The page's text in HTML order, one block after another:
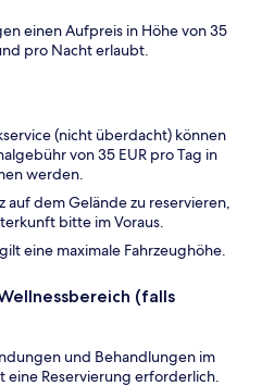
einen Aufpreis in Höhe von 35
pro Nacht erlaubt.
(nicht überdacht) können
von 35 EUR pro Tag in
werden.
auf dem Gelände zu reservieren,
bitte im Voraus.
eine maximale Fahrzeughöhe.
(falls
und Behandlungen im
eine Reservierung erforderlich.